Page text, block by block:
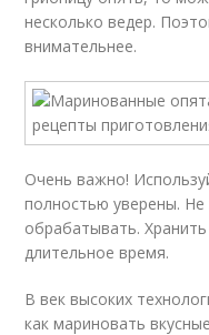
несколько ведер.
внимательнее.
Очень важно!
полностью уверены.
обрабатывать.
длительное время.
В век высоких
как мариновать